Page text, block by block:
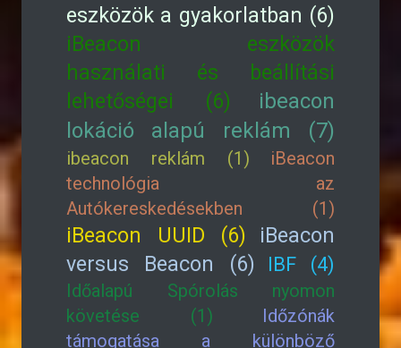
eszközök a gyakorlatban (6)
iBeacon eszközök
használati és beállítási
lehetőségei (6)
ibeacon
lokáció alapú reklám (7)
ibeacon reklám (1)
iBeacon
technológia az
Autókereskedésekben (1)
iBeacon UUID (6)
iBeacon
versus Beacon (6)
IBF (4)
Időalapú Spórolás nyomon
követése (1)
Időzónák
támogatása a különböző